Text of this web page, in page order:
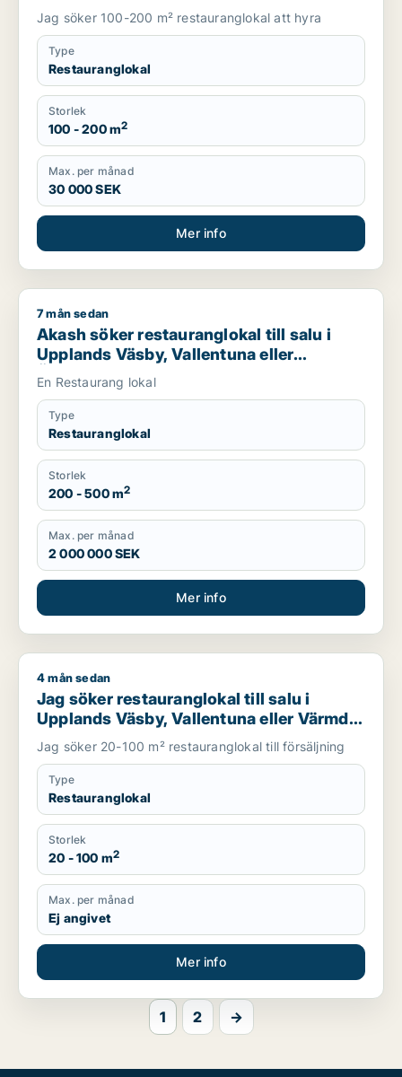
Jag söker 100-200 m² restauranglokal att hyra
Type
Restauranglokal
Storlek
100 - 200 m2
Max. per månad
30 000 SEK
Mer info
Akash söker restauranglokal till salu i Upplands Väsby,
7 mån sedan
Akash söker restauranglokal till salu i
Upplands Väsby, Vallentuna eller
Österåker m.fl.
En Restaurang lokal
Type
Restauranglokal
Storlek
200 - 500 m2
Max. per månad
2 000 000 SEK
Mer info
Jag söker restauranglokal till salu i Upplands Väsby,
4 mån sedan
Jag söker restauranglokal till salu i
Upplands Väsby, Vallentuna eller Värmdö
m.fl.
Jag söker 20-100 m² restauranglokal till försäljning
Type
Restauranglokal
Storlek
20 - 100 m2
Max. per månad
Ej angivet
Mer info
1 2 →